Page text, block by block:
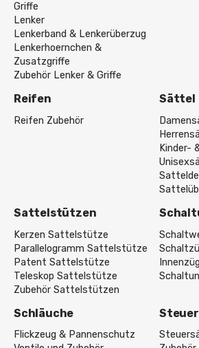
Griffe
Lenker
Lenkerband & Lenkerüberzug
Lenkerhoernchen &
Zusatzgriffe
Zubehör Lenker & Griffe
Reifen
Reifen Zubehör
Sättel
Kinder-
Sattelstützen
Kerzen Sattelstütze
Parallelogramm Sattelstütze
Patent Sattelstütze
Teleskop Sattelstütze
Zubehör Sattelstützen
Schläuche
Flickzeug & Pannenschutz